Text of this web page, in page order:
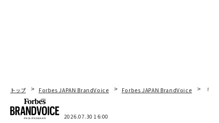
トップ Forbes JAPAN BrandVoice Forbes JAPAN BrandVoice 「
2026.07.30 16:00